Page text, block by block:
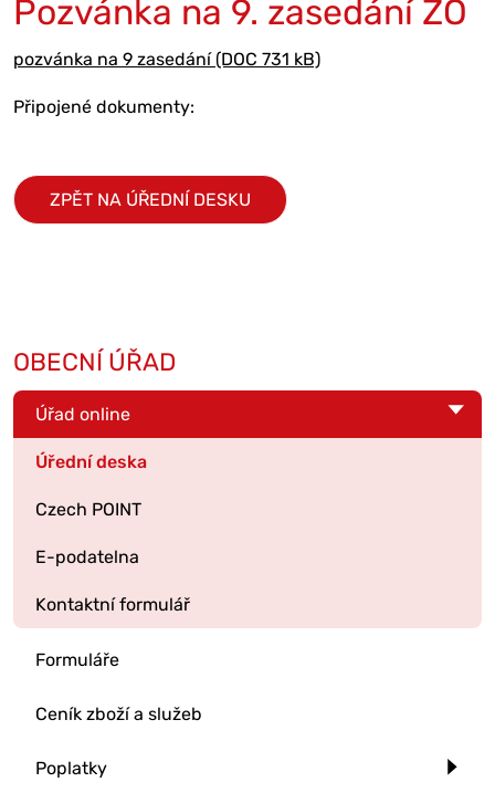
Pozvánka na 9. zasedání ZO
pozvánka na 9 zasedání (DOC 731 kB)
Připojené dokumenty:
ZPĚT NA ÚŘEDNÍ DESKU
OBECNÍ ÚŘAD
Úřad online
Úřední deska
Czech POINT
E-podatelna
Kontaktní formulář
Formuláře
Ceník zboží a služeb
Poplatky